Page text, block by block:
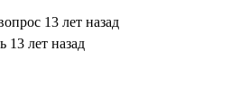
13 лет назад
13 лет назад